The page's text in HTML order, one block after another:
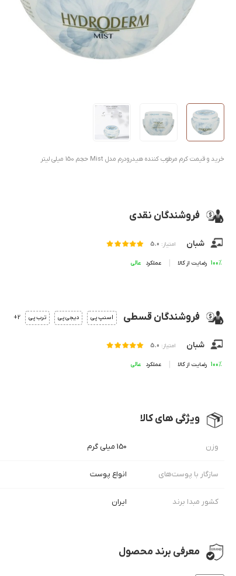
خرید و قیمت کرم مرطوب کننده هیدرودرم مدل Mist حجم 150 میلی لیتر
فروشندگان نقدی
شبان امتیاز: 5.0
100% رضایت از کالا عملکرد
فروشندگان قسطی اسنپ پی دیجی پی ترب پی 2+
شبان امتیاز: 5.0
100% رضایت از کالا عملکرد
ویژگی های کالا
وزن 150 میلی گرم
سازگار با پوست‌‌های انواع پوست
کشور مبدا برند ایران
معرفی برند محصول